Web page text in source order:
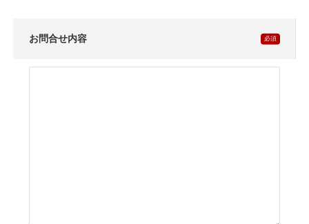
お問合せ内容